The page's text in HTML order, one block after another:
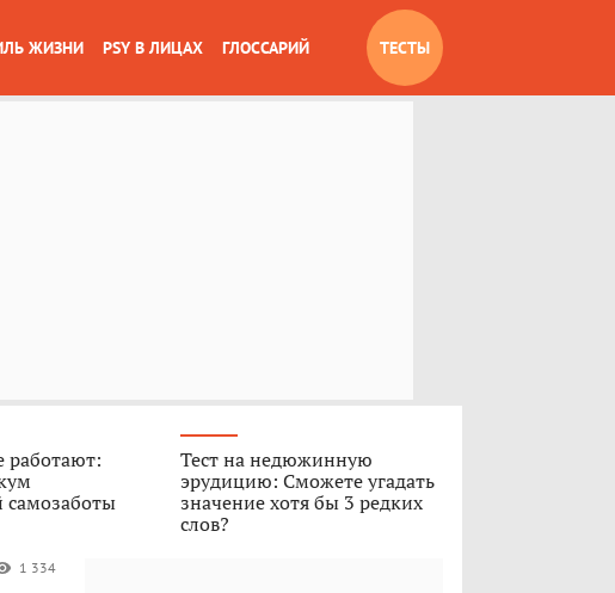
ЖИЗНИ PSY В ЛИЦАХ ГЛОССАРИЙ ТЕСТЫ
работают:
самозаботы
Тест на недюжинную
эрудицию: Сможете угадать
значение хотя бы 3 редких
слов?
1 334